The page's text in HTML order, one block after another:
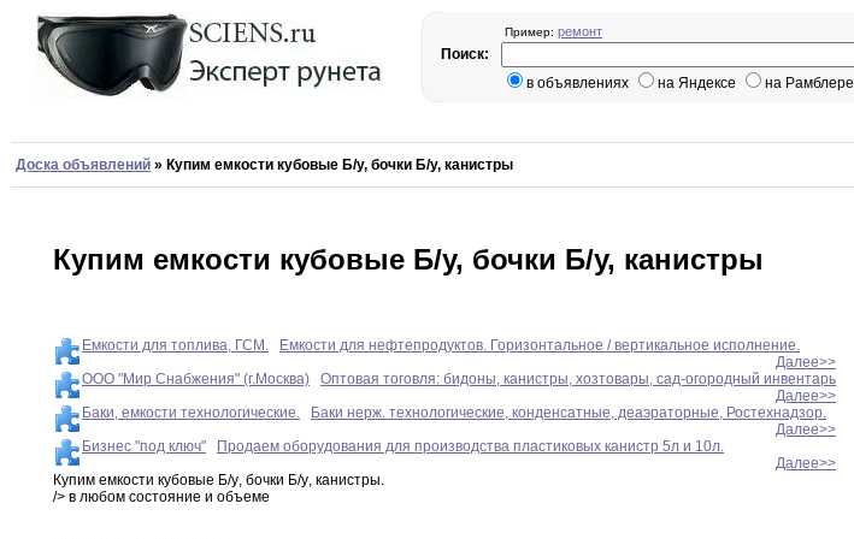
Пример: ремонт
Поиск:
в объявлениях
на Яндексе на Рамблере
Доска объявлений » Купим емкости кубовые Б/у, бочки Б/у, канистры
Купим емкости кубовые Б/у, бочки Б/у, канистры
Емкости для топлива, ГСМ.
Емкости для нефтепродуктов. Горизонтальное / вертикальное исполнение.
Далее>>
ООО "Мир Снабжения" (г.Москва)
Оптовая тоговля: бидоны, канистры, хозтовары, сад-огородный инвентарь
Далее>>
Баки, емкости технологические.
Баки нерж. технологические, конденсатные, деаэраторные, Ростехнадзор.
Далее>>
Бизнес "под ключ"
Продаем оборудования для производства пластиковых канистр 5л и 10л.
Далее>>
Купим емкости кубовые Б/у, бочки Б/у, канистры.
/> в любом состояние и объеме